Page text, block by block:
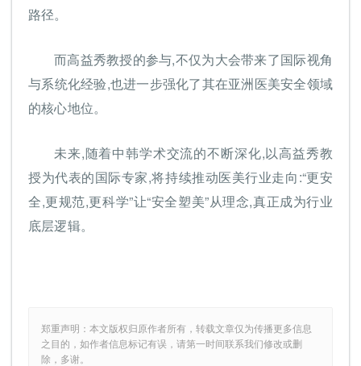
路径。
而高益秀教授的参与,不仅为大会带来了国际视角
与系统化经验,也进一步强化了其在亚洲医美安全领域
的核心地位。
未来,随着中韩学术交流的不断深化,以高益秀教
授为代表的国际专家,将持续推动医美行业走向:“更安
全,更规范,更科学”让“安全塑美”从理念,真正成为行业
底层逻辑。
郑重声明：本文版权归原作者所有，转载文章仅为传播更多信息
之目的，如作者信息标记有误，请第一时间联系我们修改或删
除，多谢。